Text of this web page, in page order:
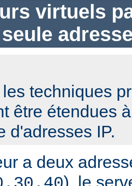
virtuels
les techniques
être étendues
d'adresses IP.
a deux
), le